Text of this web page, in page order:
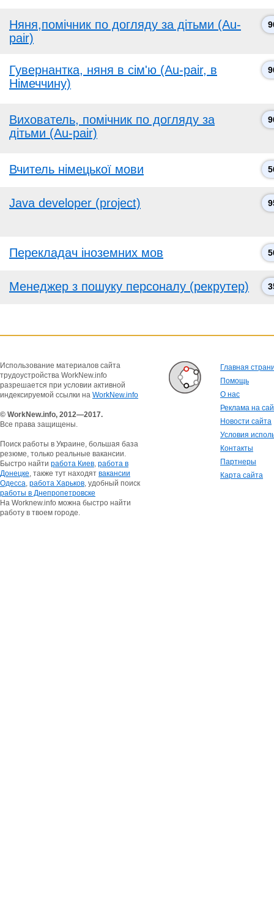
Няня,помічник по догляду за дітьми (Au-
pair)
Гувернантка, няня в сім'ю (Au-pair, в
Німеччину)
Вихователь, помічник по догляду за
дітьми (Au-pair)
Вчитель німецької мови
Java developer (project)
Перекладач іноземних мов
Менеджер з пошуку персоналу (рекрутер)
Использование материалов сайта
трудоустройства WorkNew.info
разрешается при условии активной
индексируемой ссылки на WorkNew.info
© WorkNew.info, 2012—2017.
Все права защищены.
Поиск работы в Украине, большая база
резюме, только реальные вакансии.
Быстро найти работа Киев, работа в
Донецке, также тут находят вакансии
Одесса, работа Харьков, удобный поиск
работы в Днепропетровске
На Worknew.info можна быстро найти
работу в твоем городе.
Главная
Помощь
О нас
Реклама на
Новости сайта
Условия
Контакты
Партнеры
Карта сайта